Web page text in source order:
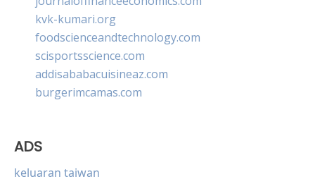
kvk-kumari.org
foodscienceandtechnology.com
scisportsscience.com
addisababacuisineaz.com
burgerimcamas.com
ADS
keluaran taiwan